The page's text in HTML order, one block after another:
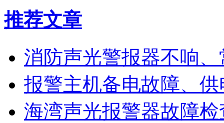
推荐文章
消防声光警报器不响
报警主机备电故障、
海湾声光报警器故障